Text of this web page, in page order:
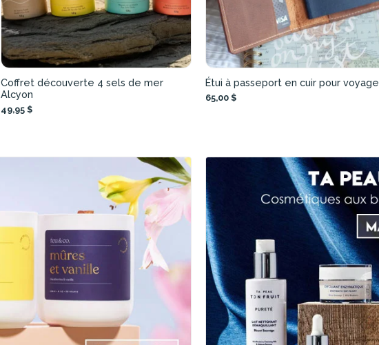
Coffret découverte 4 sels de mer
Alcyon
49,95 $
Étui à passeport en cuir pour voyage
65,00 $